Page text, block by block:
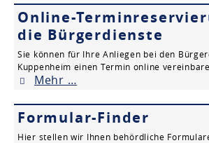
Online-
die Bürgerdienste
Sie können für Ihre Anliegen bei den
Kuppenheim einen Termin online
Mehr …
Formular-Finder
Hier stellen wir Ihnen behördliche